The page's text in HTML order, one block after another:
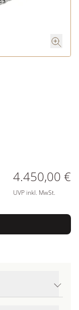
4.450,00 €
UVP inkl. MwSt.